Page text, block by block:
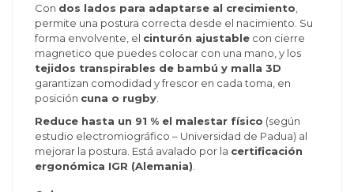
Con dos lados para adaptarse al crecimiento
permite una postura correcta desde el nacimiento. Su
forma envolvente, el cinturón ajustable con cierre
magnetico que puedes colocar con una mano, y los
tejidos transpirables de bambú y malla 3D
garantizan comodidad y frescor en cada toma, en
posición cuna o rugby
Reduce hasta un 91 % el malestar físico (según
estudio electromiográfico – Universidad de Padua) al
mejorar la postura. Está avalado por la certificación
ergonómica IGR (Alemania)